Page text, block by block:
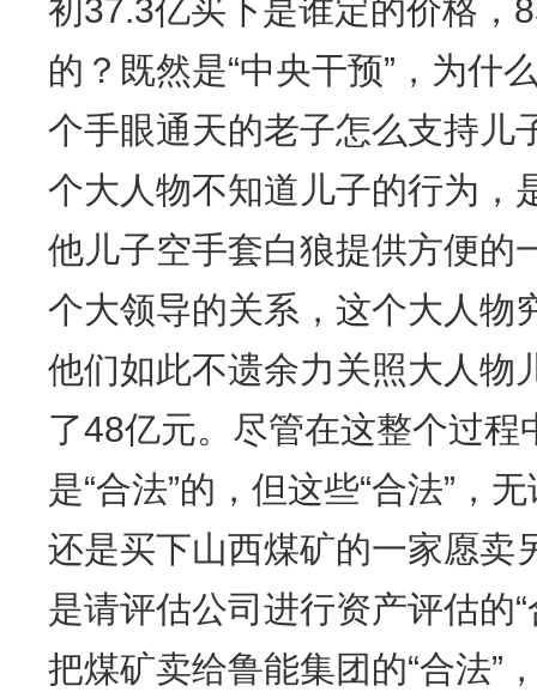
初37.3亿买下是谁定的价格，
的？既然是“中央干预”，为什
个手眼通天的老子怎么支持儿
个大人物不知道儿子的行为，
他儿子空手套白狼提供方便的
个大领导的关系，这个大人物
他们如此不遗余力关照大人物
了48亿元。尽管在这整个过程
是“合法”的，但这些“合法”，
还是买下山西煤矿的一家愿卖
是请评估公司进行资产评估的
把煤矿卖给鲁能集团的“合法”